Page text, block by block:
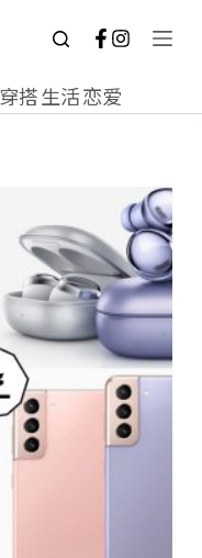
穿搭生活恋爱